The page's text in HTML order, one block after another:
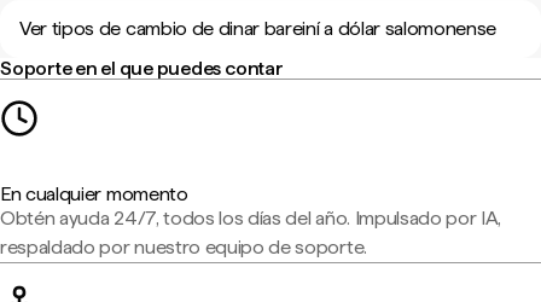
Ver tipos de cambio de dinar bareiní a dólar salomonense
Soporte en el que puedes contar
En cualquier momento
Obtén ayuda 24/7, todos los días del año. Impulsado por IA,
respaldado por nuestro equipo de soporte.